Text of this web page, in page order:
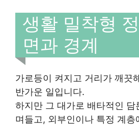
생활 밀착형
면과 경계
가로등이 켜지고 거리가 깨끗
반가운 일입니다.
하지만 그 대가로 배타적인 담
며들고, 외부인이나 특정 계